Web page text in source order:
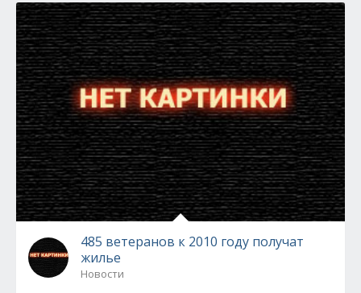
485 ветеранов к 2010 году получат
жилье
Новости